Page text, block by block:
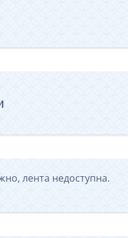
лента недоступна.